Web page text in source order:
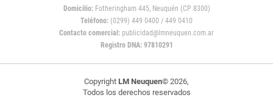
Domicilio:Fotheringham 445, Neuquén (CP 8300)
Teléfono: (0299) 449 0400 / 449 0410
Contacto comercial: publicidad@lmneuquen.com.ar
Registro DNA: 97810291
Copyright LM Neuquen© 2026,
Todos los derechos reservados